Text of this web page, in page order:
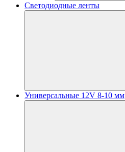
Светодиодные ленты
Универсальные 12V 8-10 мм